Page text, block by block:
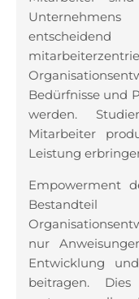
Bedürfnisse und
werden.
Mitarbeiter
Leistung
Empowerment
nur
Entwicklung
beitragen.